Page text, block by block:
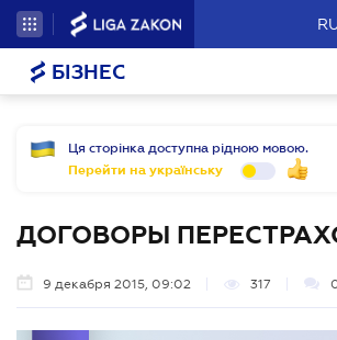
БІЗНЕС
Ця сторінка доступна рідною мовою.
Перейти на українську
ДОГОВОРЫ
9 декабря 2015, 09:02 317